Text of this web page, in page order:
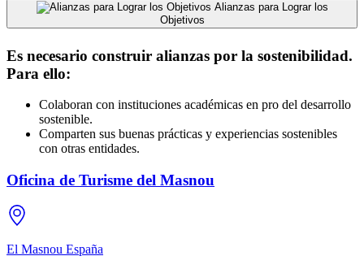
Alianzas para Lograr los
Objetivos
Es necesario construir alianzas por la sostenibilidad.
Para ello:
Colaboran con instituciones académicas en pro del desarrollo
sostenible.
Comparten sus buenas prácticas y experiencias sostenibles
con otras entidades.
Oficina de Turisme del Masnou
El Masnou España